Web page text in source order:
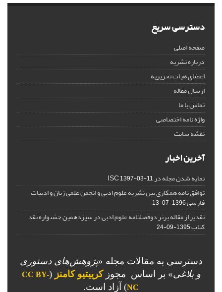
دسترسی سریع
صفحه اصلی
درباره نشریه
اعضای هیات تحریریه
ارسال مقاله
تماس با ما
واژه نامه اختصاصی
نقشه سایت
آخرین اخبار
نمایه شدن مجله در ISC1397-03-11
توافق نامه همکاری بین نشریه علوم ادبی و انجمن علمی زبان و ادبیات
فارسی1396-07-13
تقدیر از مقاله برتر دوفصلنامه علوم ادبی در سیزدهمین جشنواره نقد
کتاب1395-09-24
دسترسی به مقالات مجله «پژوهش‌های دستوری
و بلاغی» بر اساس مجوزکرییتیو کامنز (
CC BY-
NC) آزاد است.